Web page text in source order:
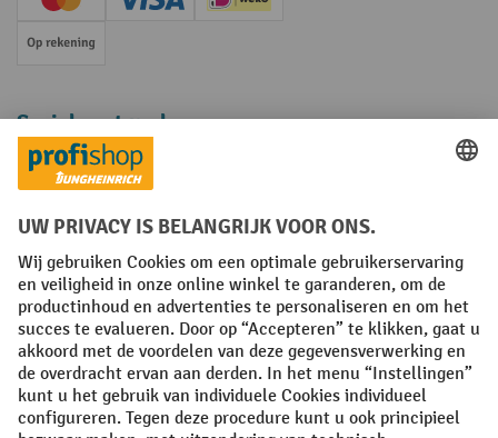
Creditcard (Master)Creditcard (Visa)iDEAL | Wero
Op rekening
Sociale netwerken
Facebook
YouTube
LinkedInInstagram
Algemene leveringsvoorwaarden Copyright
Privacyverklaring Privacy Instellingen
All prices excl. VAT plusshipping costs and possible delivery charges,
if not stated otherwise.